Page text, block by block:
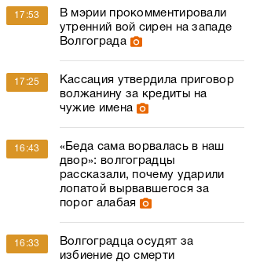
17:53
В мэрии прокомментировали
утренний вой сирен на западе
Волгограда
17:25
Кассация утвердила приговор
волжанину за кредиты на
чужие имена
16:43
«Беда сама ворвалась в наш
двор»: волгоградцы
рассказали, почему ударили
лопатой вырвавшегося за
порог алабая
16:33
Волгоградца осудят за
избиение до смерти